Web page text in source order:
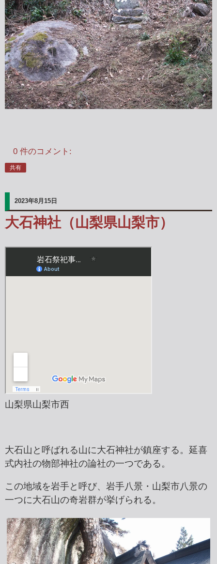
0 件のコメント:
共有
2023年8月15日
大石神社（山梨県山梨市）
山梨県山梨市西
大石山と呼ばれる山に大石神社が鎮座する。延喜
式内社の物部神社の論社の一つである。
この地域を岩手と呼び、岩手八景・山梨市八景の
一つに大石山の奇岩群が挙げられる。